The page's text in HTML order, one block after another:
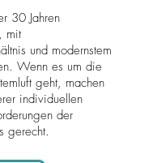
30 Jahren
mit
und modernstem
Wenn es um die
geht, machen
individuellen
der
gerecht.